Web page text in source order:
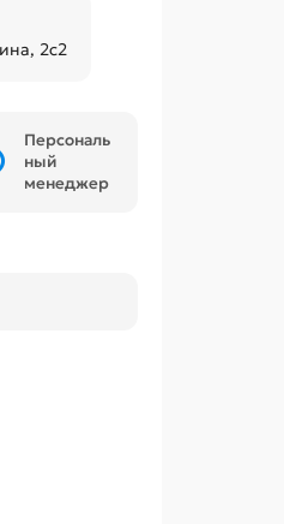
2с2
Персональ
ный
менеджер